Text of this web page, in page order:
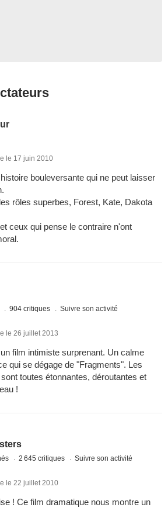
le 17 juin 2010
bouleversante qui ne peut laisser
rôles superbes, Forest, Kate, Dakota
ceux qui pense le contraire n'ont
904 critiques Suivre son activité
le 26 juillet 2013
film intimiste surprenant. Un calme
qui se dégage de "Fragments". Les
toutes étonnantes, déroutantes et
!
2 645 critiques Suivre son activité
le 22 juillet 2010
! Ce film dramatique nous montre un